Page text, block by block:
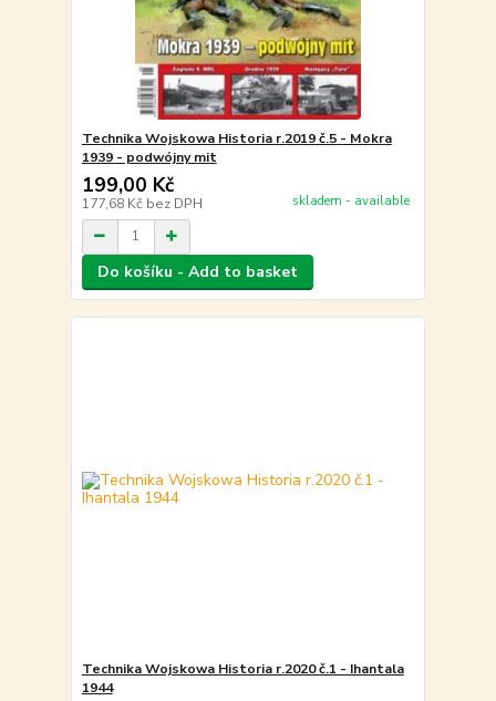
Technika Wojskowa Historia r.2019 č.5 - Mokra
1939 - podwójny mit
199,00 Kč
177,68 Kč bez DPH skladem - available
Do košíku - Add to basket
Technika Wojskowa Historia r.2020 č.1 - Ihantala
1944